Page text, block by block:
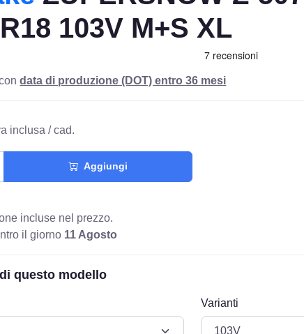
103V M+S XL
data di produzione (DOT) entro 36 mesi
inclusa / cad.
Aggiungi
incluse nel prezzo.
il giorno 11 Agosto
questo modello
Varianti